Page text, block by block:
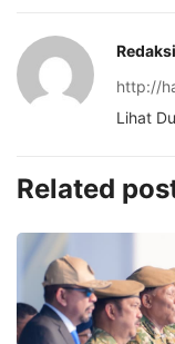
Redaksi
http://
Lihat
Related